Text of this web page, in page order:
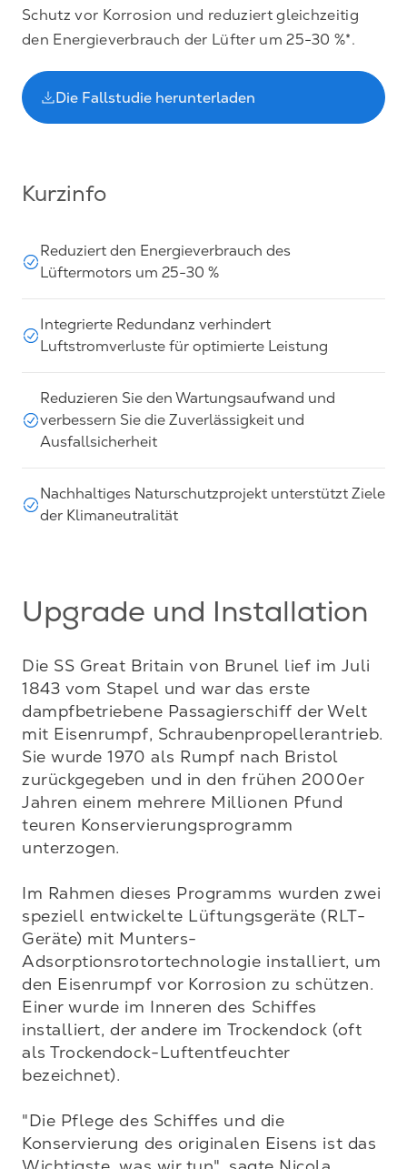
Schutz vor Korrosion und reduziert gleichzeitig
den Energieverbrauch der Lüfter um 25-30 %*.
Die Fallstudie herunterladen
Kurzinfo
Reduziert den Energieverbrauch des
Lüftermotors um 25-30 %
Integrierte Redundanz verhindert
Luftstromverluste für optimierte Leistung
Reduzieren Sie den Wartungsaufwand und
verbessern Sie die Zuverlässigkeit und
Ausfallsicherheit
Nachhaltiges Naturschutzprojekt unterstützt Ziele
der Klimaneutralität
Upgrade und Installation
Die SS Great Britain von Brunel lief im Juli
1843 vom Stapel und war das erste
dampfbetriebene Passagierschiff der Welt
mit Eisenrumpf, Schraubenpropellerantrieb.
Sie wurde 1970 als Rumpf nach Bristol
zurückgegeben und in den frühen 2000er
Jahren einem mehrere Millionen Pfund
teuren Konservierungsprogramm
unterzogen.
Im Rahmen dieses Programms wurden zwei
speziell entwickelte Lüftungsgeräte (RLT-
Geräte) mit Munters-
Adsorptionsrotortechnologie installiert, um
den Eisenrumpf vor Korrosion zu schützen.
Einer wurde im Inneren des Schiffes
installiert, der andere im Trockendock (oft
als Trockendock-Luftentfeuchter
bezeichnet).
"Die Pflege des Schiffes und die
Konservierung des originalen Eisens ist das